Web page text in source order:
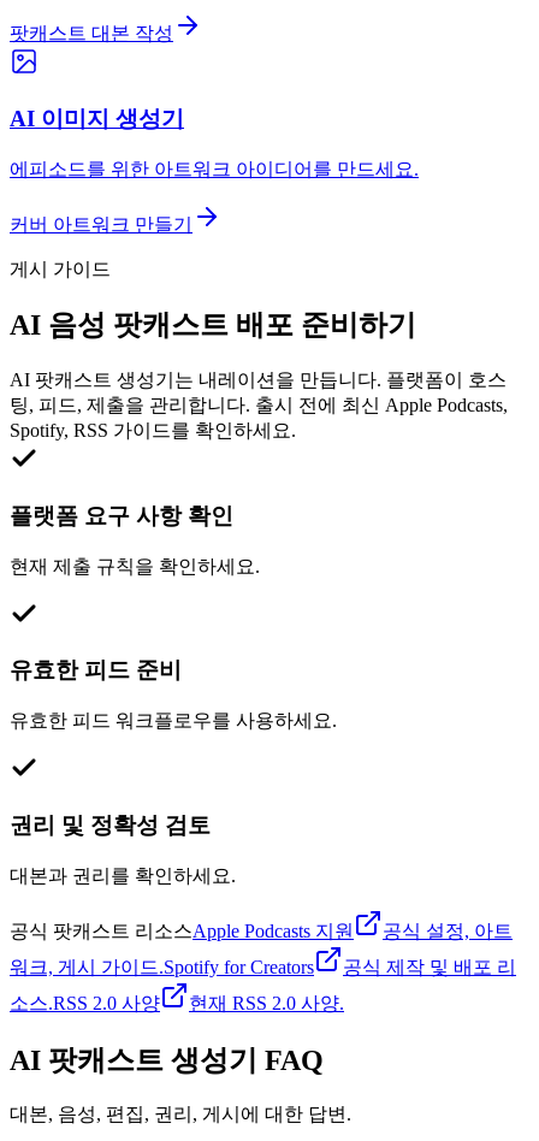
팟캐스트 대본 작성
AI 이미지 생성기
에피소드를 위한 아트워크 아이디어를 만드세요.
커버 아트워크 만들기
게시 가이드
AI 음성 팟캐스트 배포 준비하기
AI 팟캐스트 생성기는 내레이션을 만듭니다. 플랫폼이 호스
팅, 피드, 제출을 관리합니다. 출시 전에 최신 Apple Podcasts,
Spotify, RSS 가이드를 확인하세요.
플랫폼 요구 사항 확인
현재 제출 규칙을 확인하세요.
유효한 피드 준비
유효한 피드 워크플로우를 사용하세요.
권리 및 정확성 검토
대본과 권리를 확인하세요.
공식 팟캐스트 리소스Apple Podcasts 지원
공식 설정, 아트
워크, 게시 가이드.Spotify for Creators
공식 제작 및 배포 리
소스.RSS 2.0 사양 현재 RSS 2.0 사양.
AI 팟캐스트 생성기 FAQ
대본, 음성, 편집, 권리, 게시에 대한 답변.